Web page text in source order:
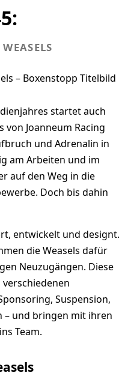
startet auch
von Joanneum Racing
und Adrenalin in
am Arbeiten und im
auf den Weg in die
Doch bis dahin
entwickelt und designt.
die Weasels dafür
Neuzugängen. Diese
Suspension,
– und bringen mit ihren
Team.